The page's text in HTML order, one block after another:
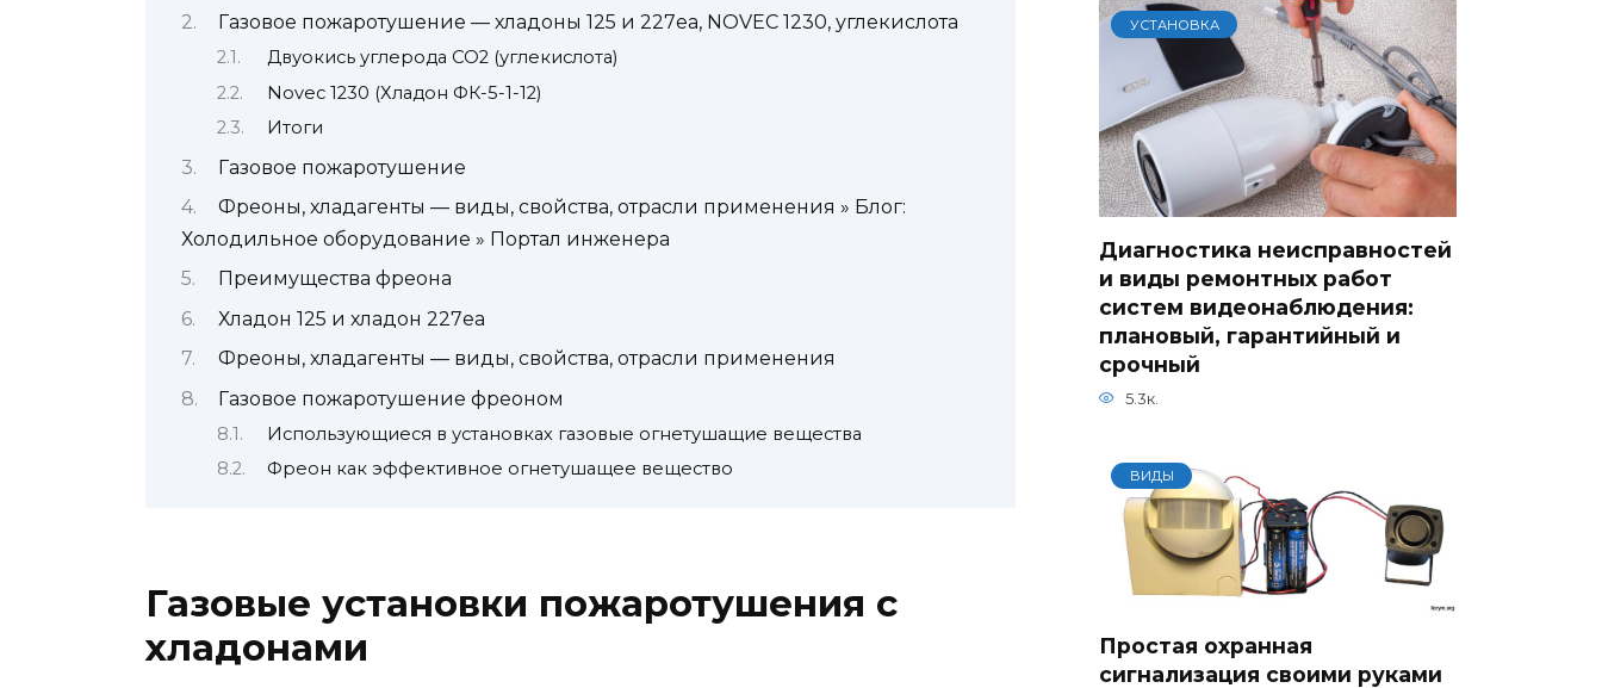
Газовое пожаротушение — хладоны 125 и 227еа, NOVEС 1230, углекислота
Двуокись углерода CO2 (углекислота)
Novec 1230 (Хладон ФК-5-1-12)
Итоги
Газовое пожаротушение
Фреоны, хладагенты — виды, свойства, отрасли применения » Блог:
Холодильное оборудование » Портал инженера
Преимущества фреона
Хладон 125 и хладон 227еа
Фреоны, хладагенты — виды, свойства, отрасли применения
Газовое пожаротушение фреоном
Использующиеся в установках газовые огнетушащие вещества
Фреон как эффективное огнетушащее вещество
Газовые установки пожаротушения с
хладонами
УСТАНОВКА
Диагностика неисправностей
и виды ремонтных работ
систем видеонаблюдения:
плановый, гарантийный и
срочный
5.3к.
ВИДЫ
Простая охранная
сигнализация своими руками